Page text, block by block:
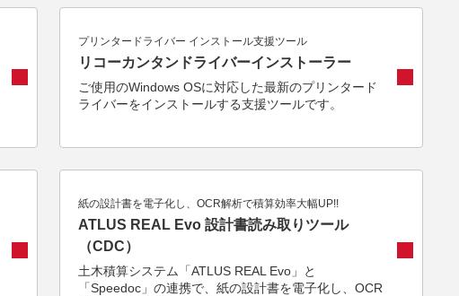
プリンタードライバー インストール支援ツール
リコーカンタンドライバーインストーラー
ご使用のWindows OSに対応した最新のプリンタード
ライバーをインストールする支援ツールです。
紙の設計書を電子化し、OCR解析で積算効率大幅UP!!
ATLUS REAL Evo 設計書読み取りツール
（CDC）
土木積算システム「ATLUS REAL Evo」と
「Speedoc」の連携で、紙の設計書を電子化し、OCR